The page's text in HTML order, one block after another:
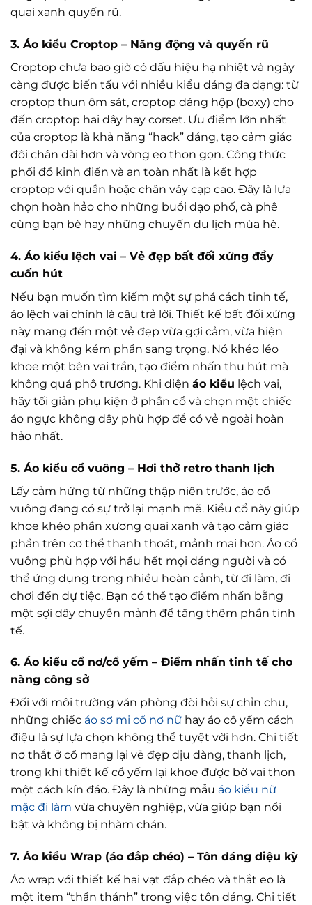
quai xanh quyến rũ.
3. Áo kiểu Croptop – Năng động và quyến rũ
Croptop chưa bao giờ có dấu hiệu hạ nhiệt và ngày
càng được biến tấu với nhiều kiểu dáng đa dạng: từ
croptop thun ôm sát, croptop dáng hộp (boxy) cho
đến croptop hai dây hay corset. Ưu điểm lớn nhất
của croptop là khả năng “hack” dáng, tạo cảm giác
đôi chân dài hơn và vòng eo thon gọn. Công thức
phối đồ kinh điển và an toàn nhất là kết hợp
croptop với quần hoặc chân váy cạp cao. Đây là lựa
chọn hoàn hảo cho những buổi dạo phố, cà phê
cùng bạn bè hay những chuyến du lịch mùa hè.
4. Áo kiểu lệch vai – Vẻ đẹp bất đối xứng đầy
cuốn hút
Nếu bạn muốn tìm kiếm một sự phá cách tinh tế,
áo lệch vai chính là câu trả lời. Thiết kế bất đối xứng
này mang đến một vẻ đẹp vừa gợi cảm, vừa hiện
đại và không kém phần sang trọng. Nó khéo léo
khoe một bên vai trần, tạo điểm nhấn thu hút mà
không quá phô trương. Khi diện áo kiểu lệch vai,
hãy tối giản phụ kiện ở phần cổ và chọn một chiếc
áo ngực không dây phù hợp để có vẻ ngoài hoàn
hảo nhất.
5. Áo kiểu cổ vuông – Hơi thở retro thanh lịch
Lấy cảm hứng từ những thập niên trước, áo cổ
vuông đang có sự trở lại mạnh mẽ. Kiểu cổ này giúp
khoe khéo phần xương quai xanh và tạo cảm giác
phần trên cơ thể thanh thoát, mảnh mai hơn. Áo cổ
vuông phù hợp với hầu hết mọi dáng người và có
thể ứng dụng trong nhiều hoàn cảnh, từ đi làm, đi
chơi đến dự tiệc. Bạn có thể tạo điểm nhấn bằng
một sợi dây chuyền mảnh để tăng thêm phần tinh
tế.
6. Áo kiểu cổ nơ/cổ yếm – Điểm nhấn tinh tế cho
nàng công sở
Đối với môi trường văn phòng đòi hỏi sự chỉn chu,
những chiếc áo sơ mi cổ nơ nữ hay áo cổ yếm cách
điệu là sự lựa chọn không thể tuyệt vời hơn. Chi tiết
nơ thắt ở cổ mang lại vẻ đẹp dịu dàng, thanh lịch,
trong khi thiết kế cổ yếm lại khoe được bờ vai thon
một cách kín đáo. Đây là những mẫu áo kiểu nữ
mặc đi làm vừa chuyên nghiệp, vừa giúp bạn nổi
bật và không bị nhàm chán.
7. Áo kiểu Wrap (áo đắp chéo) – Tôn dáng diệu kỳ
Áo wrap với thiết kế hai vạt đắp chéo và thắt eo là
một item “thần thánh” trong việc tôn dáng. Chi tiết